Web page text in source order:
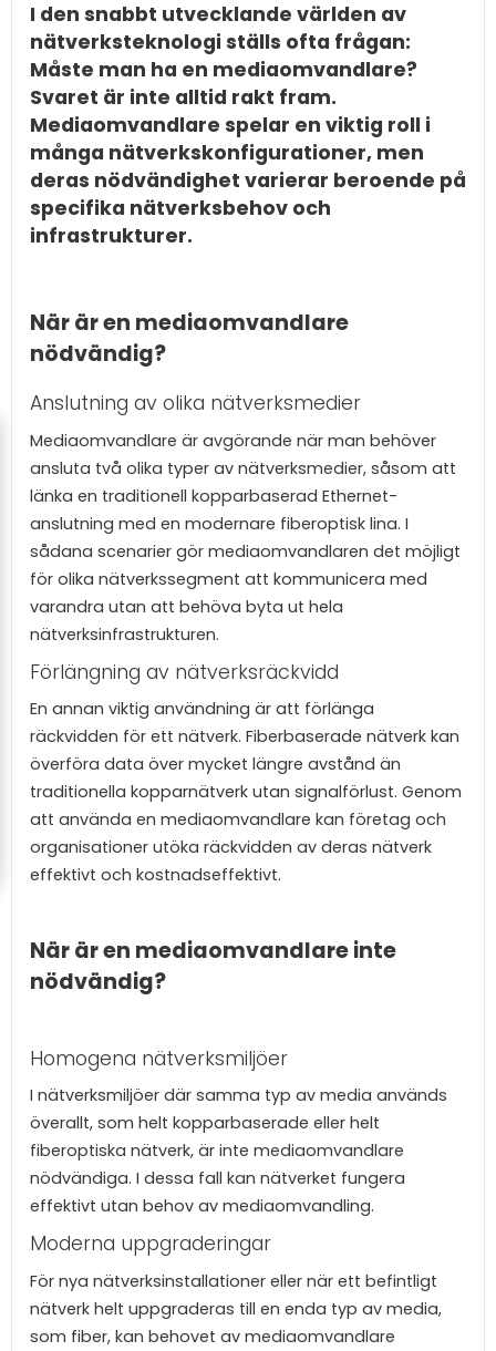
I den snabbt utvecklande världen av
nätverksteknologi ställs ofta frågan:
Måste man ha en mediaomvandlare?
Svaret är inte alltid rakt fram.
Mediaomvandlare spelar en viktig roll i
många nätverkskonfigurationer, men
deras nödvändighet varierar beroende på
specifika nätverksbehov och
infrastrukturer.
När är en mediaomvandlare
nödvändig?
Anslutning av olika nätverksmedier
Mediaomvandlare är avgörande när man behöver
ansluta två olika typer av nätverksmedier, såsom att
länka en traditionell kopparbaserad Ethernet-
anslutning med en modernare fiberoptisk lina. I
sådana scenarier gör mediaomvandlaren det möjligt
för olika nätverkssegment att kommunicera med
varandra utan att behöva byta ut hela
nätverksinfrastrukturen.
Förlängning av nätverksräckvidd
En annan viktig användning är att förlänga
räckvidden för ett nätverk. Fiberbaserade nätverk kan
överföra data över mycket längre avstånd än
traditionella kopparnätverk utan signalförlust. Genom
att använda en mediaomvandlare kan företag och
organisationer utöka räckvidden av deras nätverk
effektivt och kostnadseffektivt.
När är en mediaomvandlare inte
nödvändig?
Homogena nätverksmiljöer
I nätverksmiljöer där samma typ av media används
överallt, som helt kopparbaserade eller helt
fiberoptiska nätverk, är inte mediaomvandlare
nödvändiga. I dessa fall kan nätverket fungera
effektivt utan behov av mediaomvandling.
Moderna uppgraderingar
För nya nätverksinstallationer eller när ett befintligt
nätverk helt uppgraderas till en enda typ av media,
som fiber, kan behovet av mediaomvandlare